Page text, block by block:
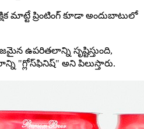
మాట్టే ప్రింటింగ్ కూడా అందుబాటులో
ఉపరితలాన్ని సృష్టిస్తుంది,
"గ్లోస్‌ఫినిష్" అని పిలుస్తారు.